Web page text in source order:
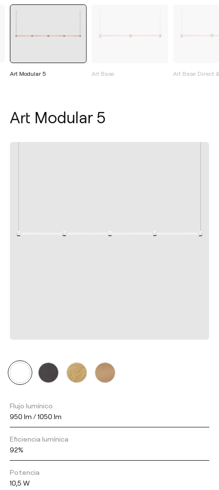
Art Modular 5 Art Base Art Base Direct
Art Modular 5
Flujo lumínico
950 lm / 1050 lm
Eficiencia lumínica
92%
Potencia
10,5 W